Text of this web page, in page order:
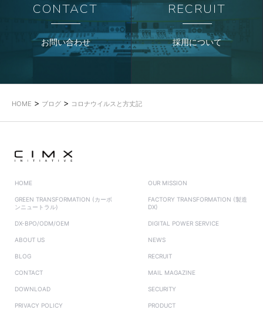
CONTACT
お問い合わせ
RECRUIT
採用について
HOME > ブログ > コロナウイルスと方丈記
HOME OUR MISSION
GREEN TRANSFORMATION (カーボ
ンニュートラル)
FACTORY TRANSFORMATION (製造
DX)
DX-BPO/ODM/OEM DIGITAL POWER SERVICE
ABOUT US NEWS
BLOG RECRUIT
CONTACT MAIL MAGAZINE
DOWNLOAD SECURITY
PRIVACY POLICY PRODUCT